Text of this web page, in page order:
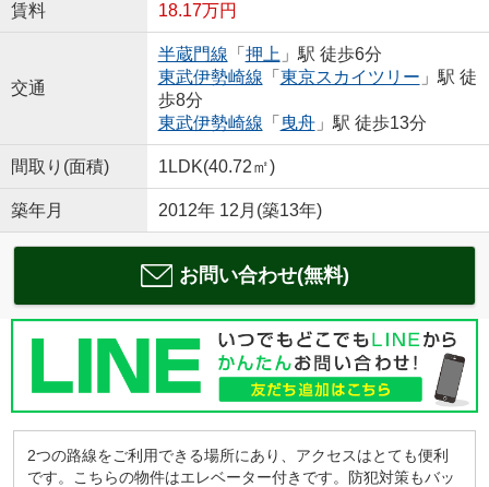
賃料 18.17万円
交通
半蔵門線 「 押上 」駅 徒歩6分
東武伊勢崎線 「 東京スカイツリー 」駅 徒
歩8分
東武伊勢崎線 「 曳舟」駅 徒歩13分
間取り(面積) 1LDK(40.72㎡)
築年月 2012年 12月(築13年)
お問い合わせ(無料)
2つの路線をご利用できる場所にあり、アクセスはとても便利
です。こちらの物件はエレベーター付きです。防犯対策もバッ